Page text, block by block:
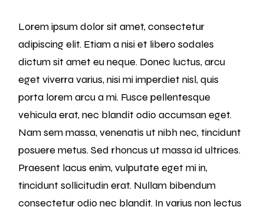
Lorem ipsum dolor sit amet, consectetur
adipiscing elit. Etiam a nisi et libero sodales
dictum sit amet eu neque. Donec luctus, arcu
eget viverra varius, nisi mi imperdiet nisl, quis
porta lorem arcu a mi. Fusce pellentesque
vehicula erat, nec blandit odio accumsan eget.
Nam sem massa, venenatis ut nibh nec, tincidunt
posuere metus. Sed rhoncus ut massa id ultrices.
Praesent lacus enim, vulputate eget mi in,
tincidunt sollicitudin erat. Nullam bibendum
consectetur odio nec blandit. In varius non lectus